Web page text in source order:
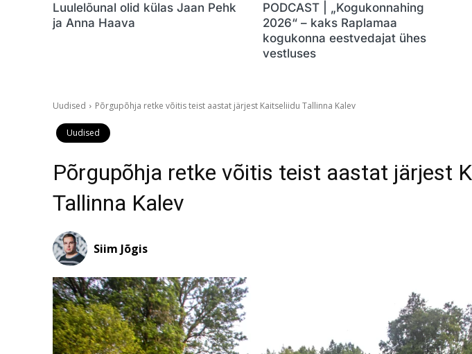
Luulelõunal olid külas Jaan Pehk
ja Anna Haava
PODCAST | „Kogukonnahing
2026“ – kaks Raplamaa
kogukonna eestvedajat ühes
vestluses